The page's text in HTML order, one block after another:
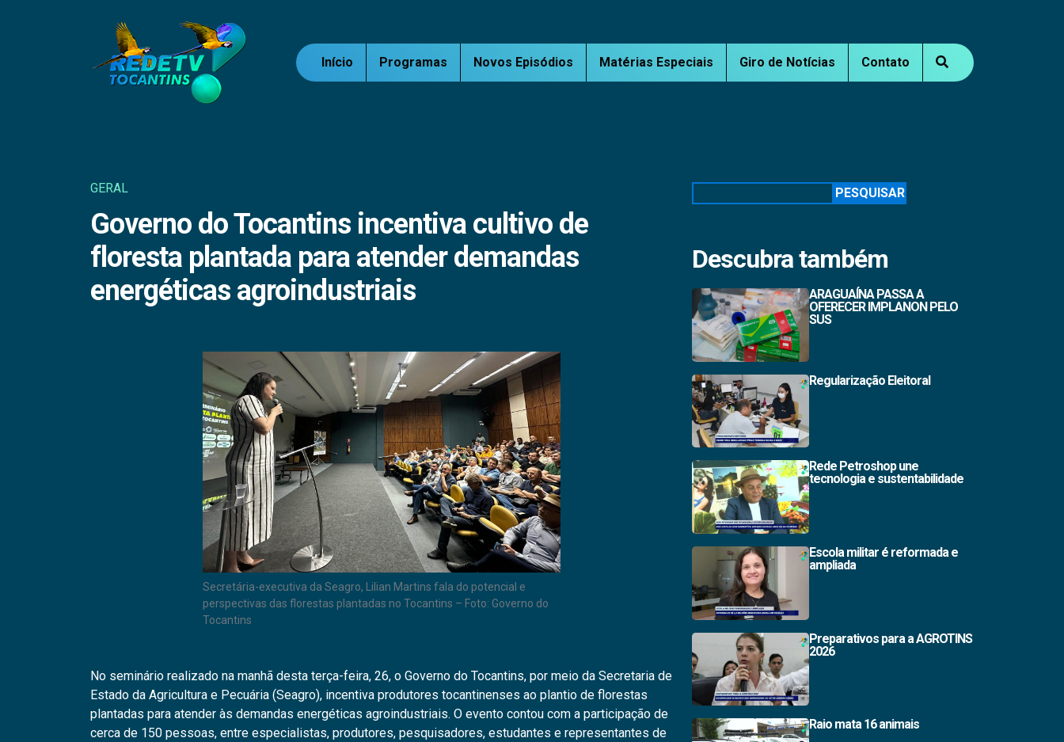
Início Programas Novos Episódios Matérias Especiais Giro de Notícias Contato
GERAL
Governo do Tocantins incentiva cultivo de
floresta plantada para atender demandas
energéticas agroindustriais
Secretária-executiva da Seagro, Lilian Martins fala do potencial e
perspectivas das florestas plantadas no Tocantins – Foto: Governo do
Tocantins
No seminário realizado na manhã desta terça-feira, 26, o Governo do Tocantins, por meio da Secretaria de
Estado da Agricultura e Pecuária (Seagro), incentiva produtores tocantinenses ao plantio de florestas
plantadas para atender às demandas energéticas agroindustriais. O evento contou com a participação de
cerca de 150 pessoas, entre especialistas, produtores, pesquisadores, estudantes e representantes de
PESQUISAR
Descubra também
ARAGUAÍNA PASSA A
OFERECER IMPLANON PELO
SUS
Regularização Eleitoral
Rede Petroshop une
tecnologia e sustentabilidade
Escola militar é reformada e
ampliada
Preparativos para a AGROTINS
2026
Raio mata 16 animais